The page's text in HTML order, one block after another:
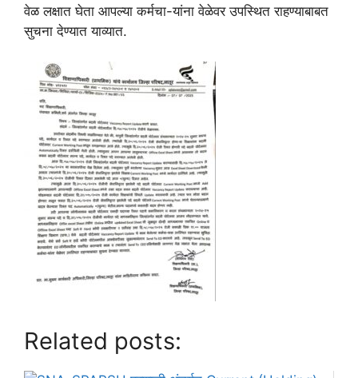
वेळ लक्षात घेता आपल्या कर्मचा-यांना वेळेवर उपस्थित राहण्याबाबत
सुचना देण्यात याव्यात.
Related posts: